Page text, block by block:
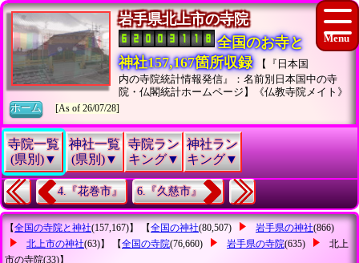
岩手県北上市の寺院
全国のお寺と
神社157,167箇所収録
【『日本国
内の寺院統計情報発信』：名前別日本国中の寺
院・仏閣統計ホームページ】《仏教寺院メイト》
ホーム
[As of 26/07/28]
寺院一覧
(県別)▼
神社一覧
(県別)▼
寺院ラン
キング▼
神社ラン
キング▼
4.『花巻市』 6.『久慈市』
【全国の寺院と神社(157,167)】 【全国の神社(80,507) 岩手県の神社(866)
北上市の神社(63)】 【全国の寺院(76,660) 岩手県の寺院(635)
北上
市の寺院(33)】